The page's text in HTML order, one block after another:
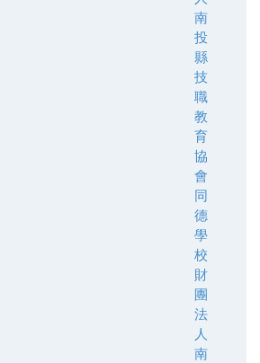
南
投
縣
技
職
教
育
協
會
同
德
學
校
財
團
法
人
南